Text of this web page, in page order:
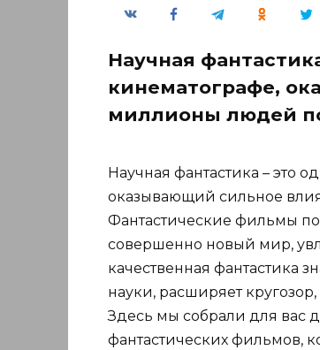
Научная
кинематографе,
миллионы людей
Научная фантастика – это
оказывающий сильное
Фантастические фильмы
совершенно новый мир,
качественная фантастика
науки, расширяет
Здесь мы собрали для вас
фантастических фильмов,